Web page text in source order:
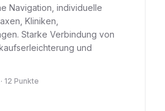
Navigation, individuelle
Kliniken,
Starke Verbindung von
und
· 12 Punkte